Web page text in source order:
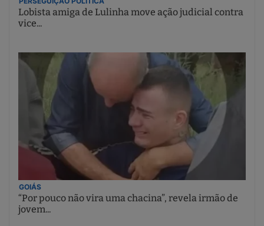
Lobista amiga de Lulinha move ação judicial contra
vice...
GOIÁS
“Por pouco não vira uma chacina”, revela irmão de
jovem...